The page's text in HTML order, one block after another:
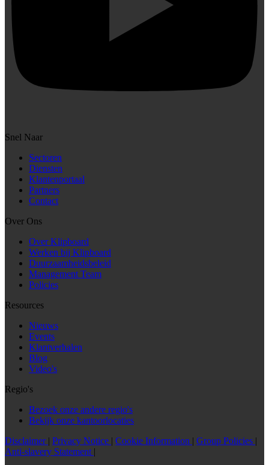
Snel Naar
Sectoren
Diensten
Klantenportaal
Partners
Contact
Over Ons
Over Klipboard
Werken bij Klipboard
Duurzaamheidsbeleid
Management Team
Policies
Resources
Nieuws
Events
Klantverhalen
Blog
Video's
Regio's
Bezoek onze andere regio's
Bekijk onze kantoorlocaties
Disclaimer | Privacy Notice | Cookie Information | Group Policies |
Anti-slavery Statement |